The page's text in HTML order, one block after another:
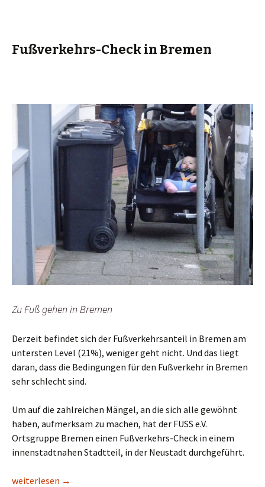
Fußverkehrs-Check in Bremen
Zu Fuß gehen in Bremen
Derzeit befindet sich der Fußverkehrsanteil in Bremen am
untersten Level (21%), weniger geht nicht. Und das liegt
daran, dass die Bedingungen für den Fußverkehr in Bremen
sehr schlecht sind.
Um auf die zahlreichen Mängel, an die sich alle gewöhnt
haben, aufmerksam zu machen, hat der FUSS e.V.
Ortsgruppe Bremen einen Fußverkehrs-Check in einem
innenstadtnahen Stadtteil, in der Neustadt durchgeführt.
Fußverkehrs-Check in Bremen
weiterlesen →